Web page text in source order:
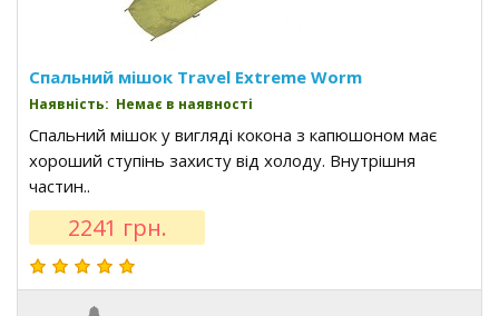
Спальний мішок Travel Extreme Worm
Наявність: Немає в наявності
Спальний мішок у вигляді кокона з капюшоном має
хороший ступінь захисту від холоду. Внутрішня
частин..
2241 грн.